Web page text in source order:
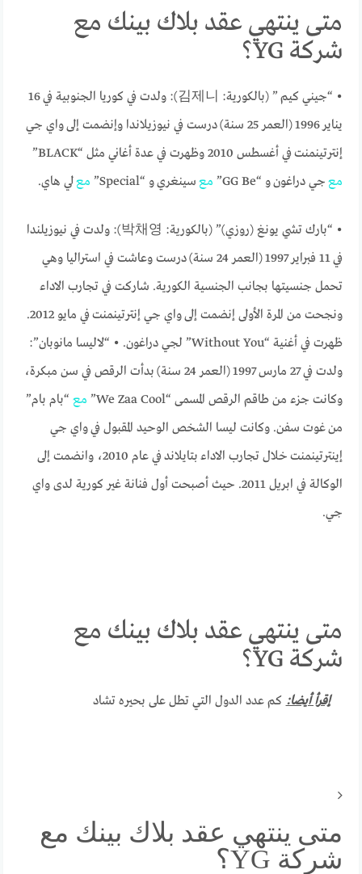
متى ينتهي عقد بلاك بينك مع
شركة YG؟
• “جيني كيم ” (بالكورية: 김제니): ولدت في كوريا الجنوبية في 16
يناير 1996
(العمر 25 سنة)
درست في نيوزيلاندا وإنضمت إلى واي جي
إنترتينمنت في أغسطس 2010 وظهرت في عدة أغاني مثل “BLACK”
مع جي دراغون و “GG Be” مع سينغري و “Special” معلي هاي.
• “بارك تشي يونغ (روزي)” (بالكورية: 박채영): ولدت في نيوزيلندا
في 11 فبراير 1997
(العمر 24 سنة)
درست وعاشت في استراليا وهي
تحمل جنسيتها بجانب الجنسية الكورية. شاركت في تجارب الاداء
ونجحت من المرة الأولى إنضمت إلى واي جي إنترتينمنت في مايو 2012.
ظهرت في أغنية “Without You” لجي دراغون. • “لاليسا مانوبان”:
ولدت في 27 مارس 1997
(العمر 24 سنة)
بدأت الرقص في سن مبكرة،
وكانت جزء من طاقم الرقص المسمى “We Zaa Cool”
مع “بام بام”
من غوت سفن. وكانت ليسا الشخص الوحيد المقبول في واي جي
إينترتينمنت خلال تجارب الاداء بتايلاند في عام 2010، وانضمت إلى
الوكالة في ابريل 2011. حيث أصبحت أول فنانة غير كورية لدى واي
جي.
متى ينتهي عقد بلاك بينك مع
شركة YG؟
إقرأ أيضا: كم عدد الدول التي تطل على بحيره تشاد
متى ينتهي عقد بلاك بينك مع
شركة YG؟